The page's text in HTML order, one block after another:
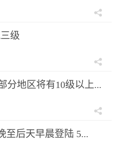
级
分地区将有10级以上...
至后天早晨登陆 5...